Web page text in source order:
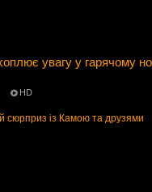
увагу у гарячому
HD